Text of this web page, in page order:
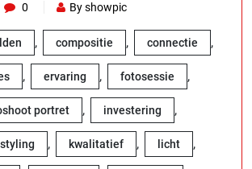
0 By showpic
, compositie , connectie ,
, ervaring , fotosessie ,
portret , investering ,
, kwalitatief , licht ,